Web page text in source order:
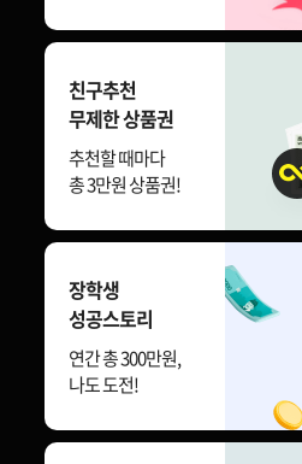
친구추천
무제한 상품권
추천할 때마다
총 3만원 상품권!
장학생
성공스토리
연간 총 300만원,
나도 도전!